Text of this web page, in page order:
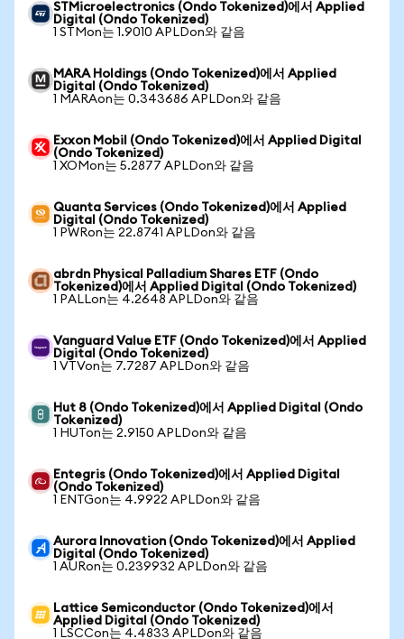
STMicroelectronics (Ondo Tokenized)에서 Applied
Digital (Ondo Tokenized)
1 STMon는 1.9010 APLDon와 같음
MARA Holdings (Ondo Tokenized)에서 Applied
Digital (Ondo Tokenized)
1 MARAon는 0.343686 APLDon와 같음
Exxon Mobil (Ondo Tokenized)에서 Applied Digital
(Ondo Tokenized)
1 XOMon는 5.2877 APLDon와 같음
Quanta Services (Ondo Tokenized)에서 Applied
Digital (Ondo Tokenized)
1 PWRon는 22.8741 APLDon와 같음
abrdn Physical Palladium Shares ETF (Ondo
Tokenized)에서 Applied Digital (Ondo Tokenized)
1 PALLon는 4.2648 APLDon와 같음
Vanguard Value ETF (Ondo Tokenized)에서 Applied
Digital (Ondo Tokenized)
1 VTVon는 7.7287 APLDon와 같음
Hut 8 (Ondo Tokenized)에서 Applied Digital (Ondo
Tokenized)
1 HUTon는 2.9150 APLDon와 같음
Entegris (Ondo Tokenized)에서 Applied Digital
(Ondo Tokenized)
1 ENTGon는 4.9922 APLDon와 같음
Aurora Innovation (Ondo Tokenized)에서 Applied
Digital (Ondo Tokenized)
1 AURon는 0.239932 APLDon와 같음
Lattice Semiconductor (Ondo Tokenized)에서
Applied Digital (Ondo Tokenized)
1 LSCCon는 4.4833 APLDon와 같음